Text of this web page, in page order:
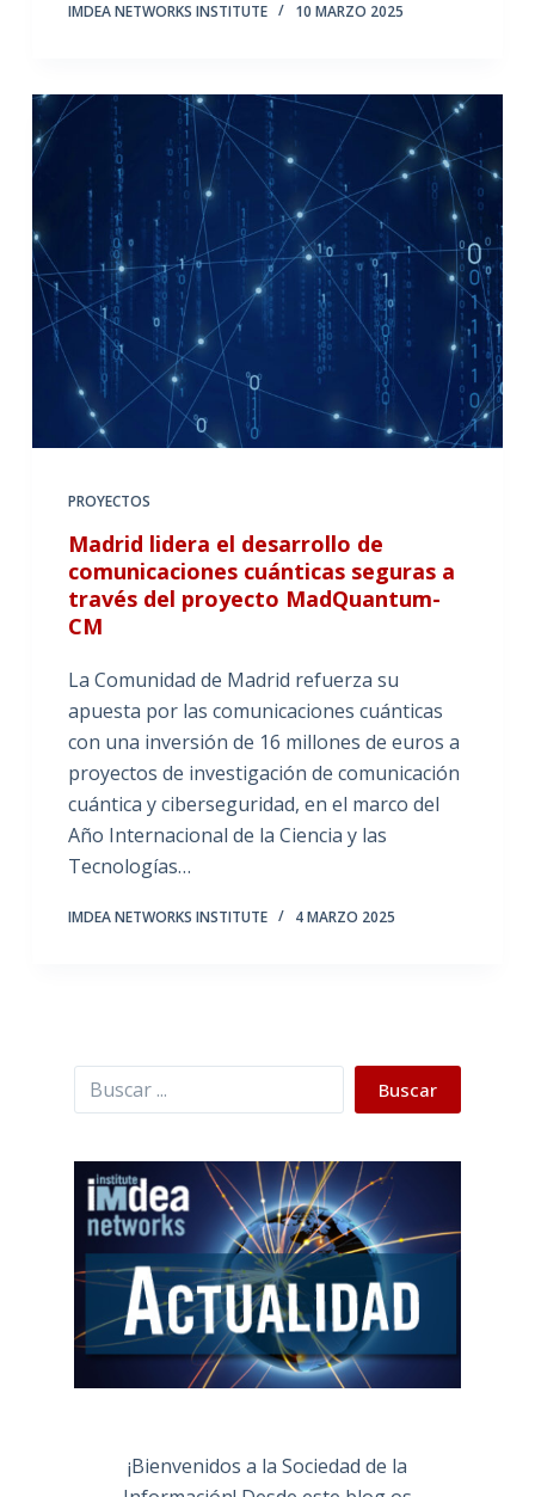
IMDEA NETWORKS INSTITUTE 10 MARZO 2025
PROYECTOS
Madrid lidera el desarrollo de
comunicaciones cuánticas seguras a
través del proyecto MadQuantum-
CM
La Comunidad de Madrid refuerza su
apuesta por las comunicaciones cuánticas
con una inversión de 16 millones de euros a
proyectos de investigación de comunicación
cuántica y ciberseguridad, en el marco del
Año Internacional de la Ciencia y las
Tecnologías…
IMDEA NETWORKS INSTITUTE 4 MARZO 2025
Buscar Buscar
¡Bienvenidos a la Sociedad de la